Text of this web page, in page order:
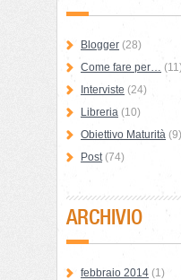
Blogger (28)
Come fare per… (11)
Interviste (24)
Libreria (10)
Obiettivo Maturità (9)
Post(74)
ARCHIVIO
febbraio 2014 (1)